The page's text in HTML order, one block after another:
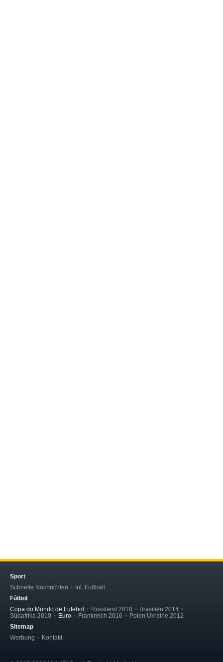
Sport
Schnelle Nachrichten
Int. Fußball
Fútbol
Copa do Mundo de Futebol
Russland 2018
Brasilien 2014
Südafrika 2010
Euro Frankreich 2016
Polen Ukraine 2012
Sitemap
Werbung
Kontakt